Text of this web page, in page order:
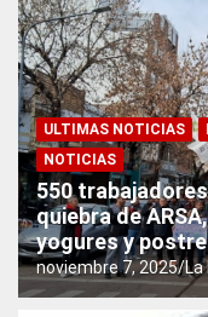
¿ CONTROLAR
telegrama que
ULTIMAS NOTICIAS
NOTICIAS
550
quiebra de
yogures y
noviembre 7, 2025